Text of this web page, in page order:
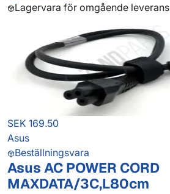
Lagervara för omgående leverans
SEK 169.50
Asus
Beställningsvara
Asus AC POWER CORD
MAXDATA/3C,L80cm